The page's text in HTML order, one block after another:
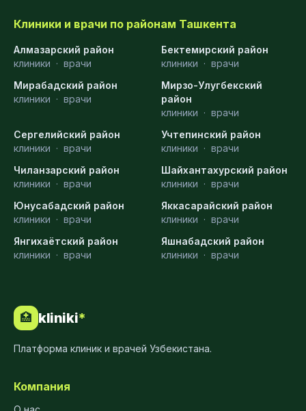
Клиники и врачи по районам Ташкента
Алмазарский район
клиники · врачи
Бектемирский район
клиники · врачи
Мирабадский район
клиники · врачи
Мирзо-Улугбекский
район
клиники · врачи
Сергелийский район
клиники · врачи
Учтепинский район
клиники · врачи
Чиланзарский район
клиники · врачи
Шайхантахурский район
клиники · врачи
Юнусабадский район
клиники · врачи
Яккасарайский район
клиники · врачи
Янгихаётский район
клиники · врачи
Яшнабадский район
клиники · врачи
🏥 kliniki*
Платформа клиник и врачей Узбекистана.
Компания